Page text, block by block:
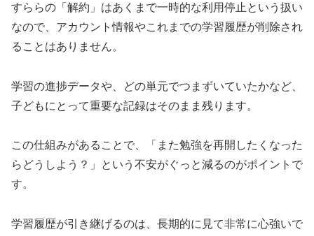
すららの「解約」はあくまで一時的な利用停止という扱い
なので、アカウント情報やこれまでの学習履歴が削除され
ることはありません。
学習の進捗データや、どの単元でつまずいていたかなど、
子どもにとって重要な記録はそのまま残ります。
この仕組みがあることで、「また勉強を再開したくなった
らどうしよう？」という不安がぐっと減るのがポイントで
す。
学習履歴が引き継げるのは、長期的に見て非常に心強いで